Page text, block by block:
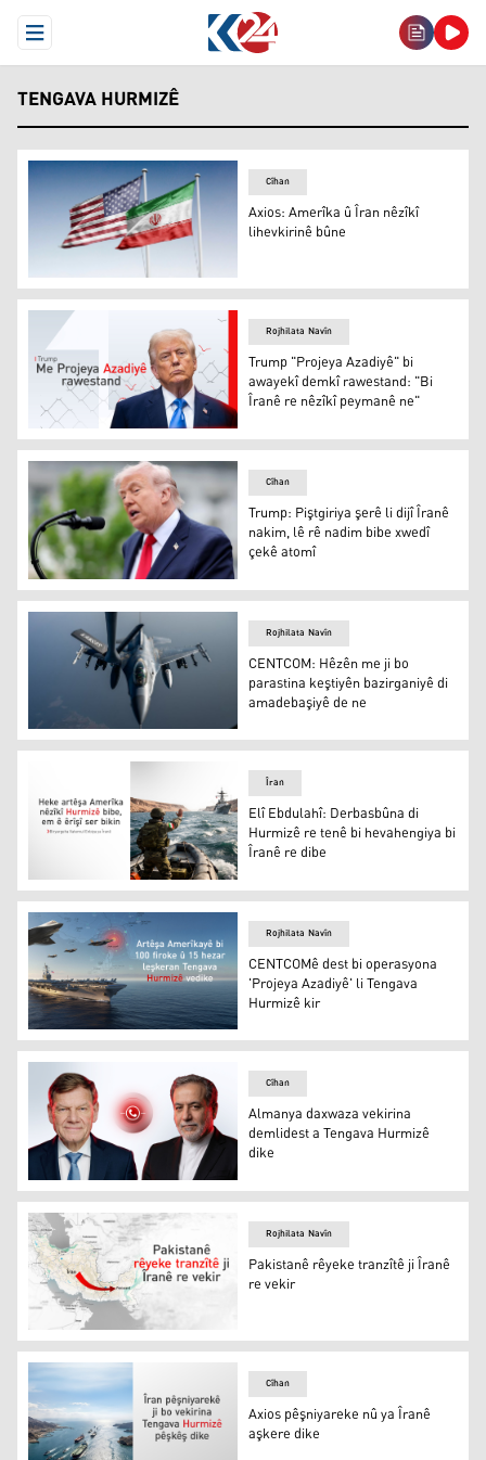
Open Menu
TENGAVA HURMIZÊ
Axios: Amerîka û Îran nêzîkî lihevkirinê bûne
Cîhan
Axios: Amerîka û Îran nêzîkî
lihevkirinê bûne
Trump "Projeya Azadiyê" bi awayekî demkî rawestand:
Rojhilata Navîn
Trump "Projeya Azadiyê" bi
awayekî demkî rawestand: "Bi
Îranê re nêzîkî peymanê ne"
Trump: Piştgiriya şerê li dijî Îranê nakim, lê rê nadim
Cîhan
Trump: Piştgiriya şerê li dijî Îranê
nakim, lê rê nadim bibe xwedî
çekê atomî
CENTCOM: Hêzên me ji bo parastina keştiyên
Rojhilata Navîn
CENTCOM: Hêzên me ji bo
parastina keştiyên bazirganiyê di
amadebaşiyê de ne
Elî Ebdulahî: Derbasbûna di Hurmizê re tenê bi
Îran
Elî Ebdulahî: Derbasbûna di
Hurmizê re tenê bi hevahengiya bi
Îranê re dibe
CENTCOMê dest bi operasyona 'Projeya Azadiyê' li
Rojhilata Navîn
CENTCOMê dest bi operasyona
'Projeya Azadiyê' li Tengava
Hurmizê kir
Johann Wadephul û Ebas Iraqçî
Cîhan
Almanya daxwaza vekirina
demlidest a Tengava Hurmizê
dike
Pakistanê rêyeke tranzîtê ji Îranê re vekir
Rojhilata Navîn
Pakistanê rêyeke tranzîtê ji Îranê
re vekir
Cîhan
Axios pêşniyareke nû ya Îranê
aşkere dike